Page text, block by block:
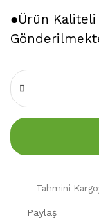
●Ürün Kaliteli
Tahmini
Paylaş